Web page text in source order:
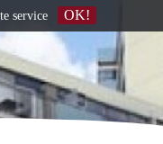
service OK!